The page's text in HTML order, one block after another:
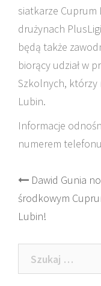
siatkarze Cuprum
drużynach
będą także
biorący udział w
Szkolnych, którzy
Lubin.
Informacje
numerem
Post
Dawid Gunia
środkowym
Lubin!
Szukaj: